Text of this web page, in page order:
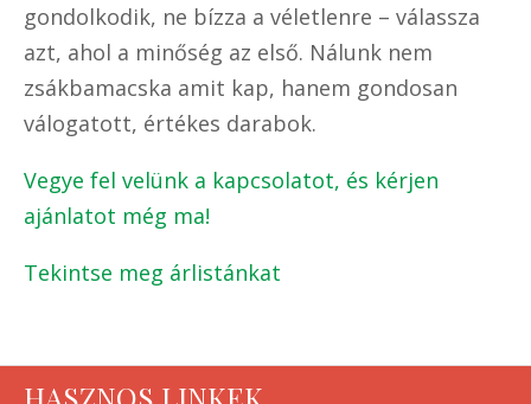
gondolkodik, ne bízza a véletlenre – válassza
azt, ahol a minőség az első. Nálunk nem
zsákbamacska amit kap, hanem gondosan
válogatott, értékes darabok.
Vegye fel velünk a kapcsolatot, és kérjen
ajánlatot még ma!
Tekintse meg árlistánkat